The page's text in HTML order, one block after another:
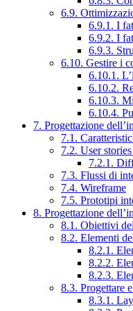
6.9.
6.9.1. I
6.9.2. I
6.9.3.
6.10. Gestire i
6.10.1.
6.10.2.
6.10.3.
6.10.4.
7. Progettazione
7.1.
7.2. User
7.2.1.
7.3. Flussi di
7.4. Wireframe
7.5. Prototipi
8. Progettazione
8.1. Obiettivi
8.2. Elementi
8.2.1.
8.2.2.
8.2.3.
8.3. Progettare
8.3.1.